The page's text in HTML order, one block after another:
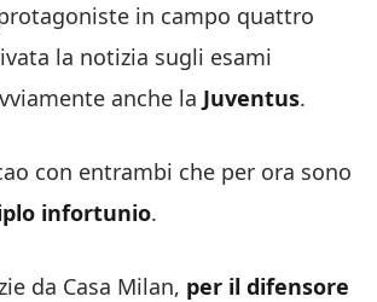
in campo quattro
la notizia sugli esami
anche la Juventus.
con entrambi che per ora sono
infortunio.
da Casa Milan, per il difensore